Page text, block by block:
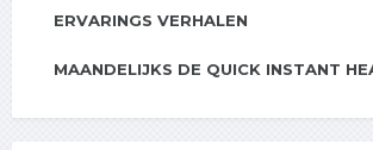
ERVARINGS VERHALEN
MAANDELIJKS DE QUICK INSTANT